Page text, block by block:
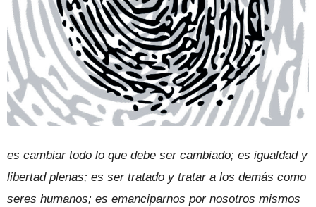
es cambiar todo lo que debe ser cambiado; es igualdad y
libertad plenas; es ser tratado y tratar a los demás como
seres humanos; es emanciparnos por nosotros mismos